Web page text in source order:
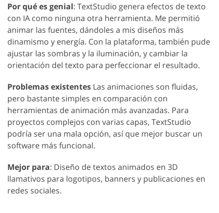
Por qué es genial: TextStudio genera efectos de texto
con IA como ninguna otra herramienta. Me permitió
animar las fuentes, dándoles a mis diseños más
dinamismo y energía. Con la plataforma, también pude
ajustar las sombras y la iluminación, y cambiar la
orientación del texto para perfeccionar el resultado.
Problemas existentes Las animaciones son fluidas,
pero bastante simples en comparación con
herramientas de animación más avanzadas. Para
proyectos complejos con varias capas, TextStudio
podría ser una mala opción, así que mejor buscar un
software más funcional.
Mejor para: Diseño de textos animados en 3D
llamativos para logotipos, banners y publicaciones en
redes sociales.